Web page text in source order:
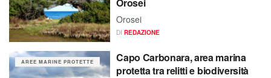
Orosei
Orosei
DI REDAZIONE
AREE MARINE PROTETTE
Capo Carbonara, area marina
protetta tra relitti e biodiversità